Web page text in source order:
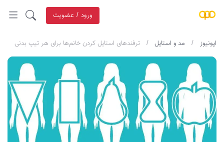
ورود / عضویت
اپونیوز مد و استایل ترفندهای استایل کردن خانم‌ها برای هر تیپ بدنی